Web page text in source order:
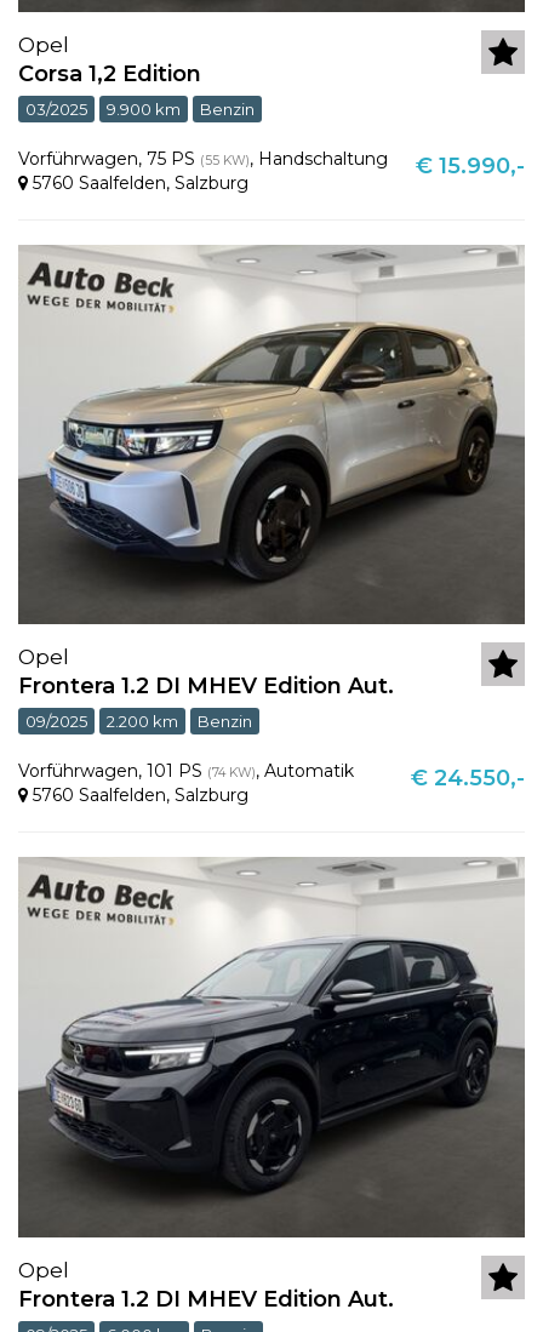
Opel
Corsa 1,2 Edition
03/2025 9.900 km Benzin
Vorführwagen, 75 PS (55 KW), Handschaltung
5760 Saalfelden, Salzburg
€ 15.990,-
Opel
Frontera 1.2 DI MHEV Edition Aut.
09/2025 2.200 km Benzin
Vorführwagen, 101 PS (74 KW), Automatik
5760 Saalfelden, Salzburg
€ 24.550,-
Opel
Frontera 1.2 DI MHEV Edition Aut.